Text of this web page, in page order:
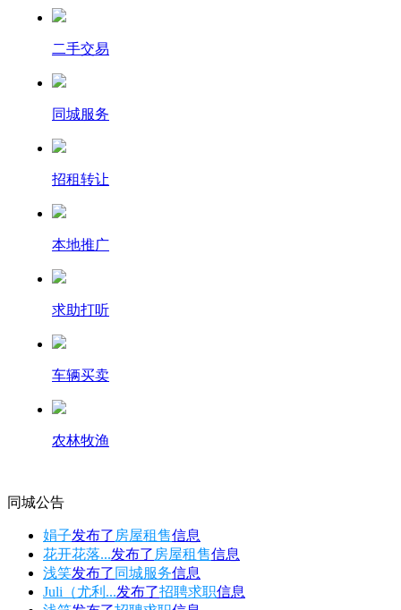
二手交易
同城服务
招租转让
本地推广
求助打听
车辆买卖
农林牧渔
同城公告
娟子发布了 房屋租售信息
花开花落...发布了 房屋租售信息
浅笑发布了 同城服务信息
Juli（尤利...发布了招聘求职信息